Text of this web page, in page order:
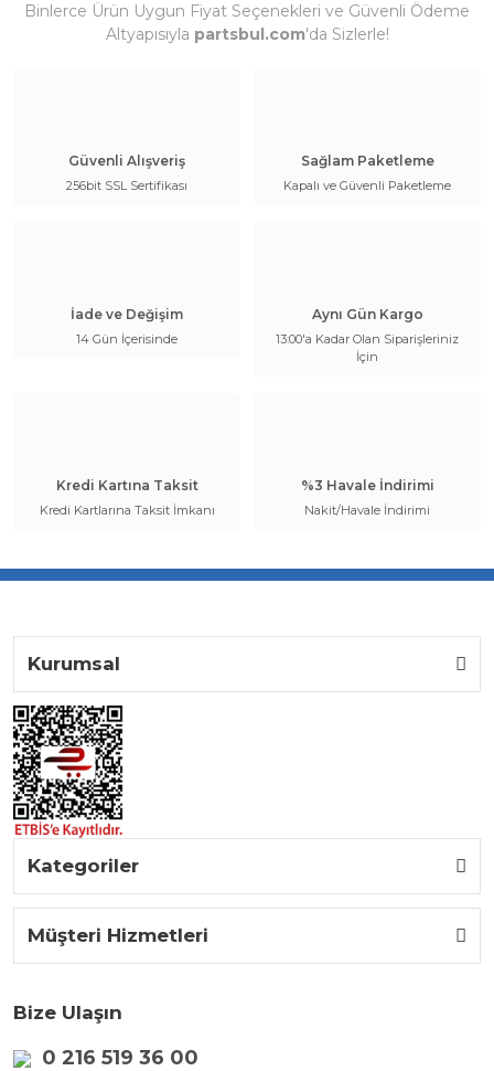
Binlerce Ürün Uygun Fiyat Seçenekleri ve Güvenli Ödeme
Altyapısıyla partsbul.com'da Sizlerle!
Güvenli Alışveriş
256bit SSL Sertifikası
Sağlam Paketleme
Kapalı ve Güvenli Paketleme
İade ve Değişim
14 Gün İçerisinde
Aynı Gün Kargo
13:00'a Kadar Olan Siparişleriniz
İçin
Kredi Kartına Taksit
Kredi Kartlarına Taksit İmkanı
%3 Havale İndirimi
Nakit/Havale İndirimi
Kurumsal
Kategoriler
Müşteri Hizmetleri
Bize Ulaşın
0 216 519 36 00